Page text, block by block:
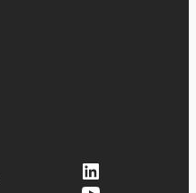
LinkedIn